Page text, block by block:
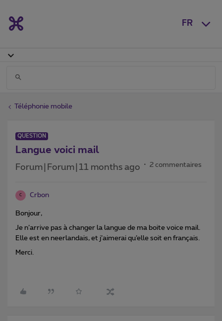
FR
Téléphonie mobile
QUESTION
Langue voici mail
Forum|Forum|11 months ago 2 commentaires
C Crbon
Bonjour,
Je n’arrive pas à changer la langue de ma boite voice mail.
Elle est en neerlandais, et j’aimerai qu’elle soit en français.
Merci.